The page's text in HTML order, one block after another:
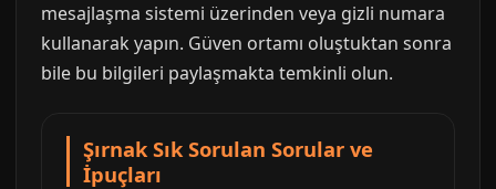
mesajlaşma sistemi üzerinden veya gizli numara
kullanarak yapın. Güven ortamı oluştuktan sonra
bile bu bilgileri paylaşmakta temkinli olun.
Şırnak Sık Sorulan Sorular ve
İpuçları